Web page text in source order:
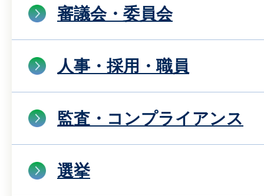
審議会・委員会
人事・採用・職員
監査・コンプライアンス
選挙